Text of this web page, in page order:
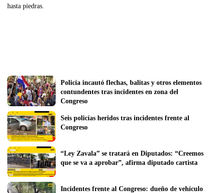
hasta piedras.
Policía incautó flechas, balitas y otros elementos
contundentes tras incidentes en zona del
Congreso
Seis policías heridos tras incidentes frente al
Congreso
“Ley Zavala” se tratará en Diputados: “Creemos
que se va a aprobar”, afirma diputado cartista
Incidentes frente al Congreso: dueño de vehículo